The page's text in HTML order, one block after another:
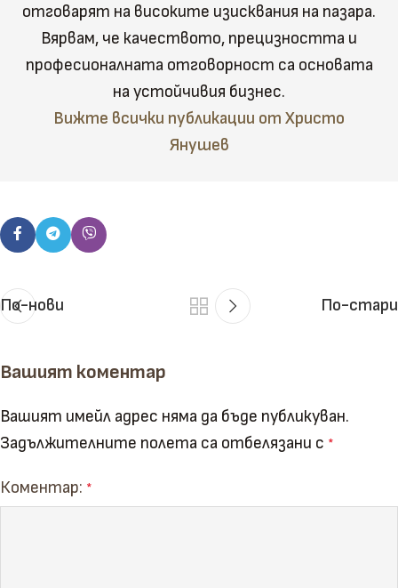
отговарят на високите изисквания на пазара.
Вярвам, че качеството, прецизността и
професионалната отговорност са основата
на устойчивия бизнес.
Вижте всички публикации от Христо
Янушев
По-нови По-стари
Вашият коментар
Вашият имейл адрес няма да бъде публикуван.
Задължителните полета са отбелязани с *
Коментар: *